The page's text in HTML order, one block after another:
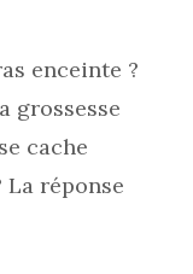
enceinte ?
grossesse
cache
réponse